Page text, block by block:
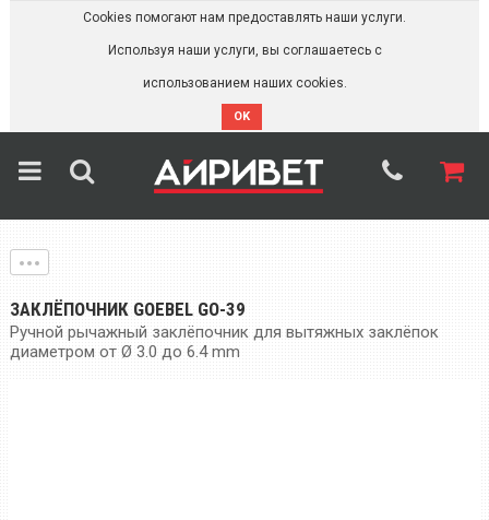
Cookies помогают нам предоставлять наши услуги.
Используя наши услуги, вы соглашаетесь с
использованием наших cookies.
OK
ЗАКЛЁПОЧНИК GOEBEL GO-39
Ручной рычажный заклёпочник для вытяжных заклёпок
диаметром от Ø 3.0 до 6.4 mm